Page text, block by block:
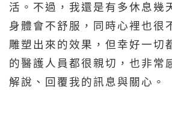
活。不過，我還是有多休息幾
身體會不舒服，同時心裡也很
雕塑出來的效果，但幸好一切
的醫護人員都很親切，也非常
解說、回覆我的訊息與關心。